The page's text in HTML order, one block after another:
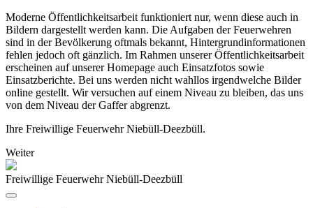
Moderne Öffentlichkeitsarbeit funktioniert nur, wenn diese auch in
Bildern dargestellt werden kann. Die Aufgaben der Feuerwehren
sind in der Bevölkerung oftmals bekannt, Hintergrundinformationen
fehlen jedoch oft gänzlich. Im Rahmen unserer Öffentlichkeitsarbeit
erscheinen auf unserer Homepage auch Einsatzfotos sowie
Einsatzberichte. Bei uns werden nicht wahllos irgendwelche Bilder
online gestellt. Wir versuchen auf einem Niveau zu bleiben, das uns
von dem Niveau der Gaffer abgrenzt.
Ihre Freiwillige Feuerwehr Niebüll-Deezbüll.
Weiter
Freiwillige Feuerwehr Niebüll-Deezbüll